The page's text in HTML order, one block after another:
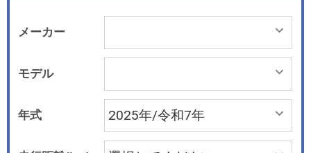
メーカー
モデル
年式